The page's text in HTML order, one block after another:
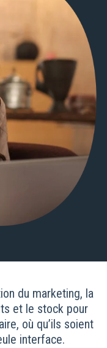
du marketing, la
et le stock pour
où qu’ils soient
interface.